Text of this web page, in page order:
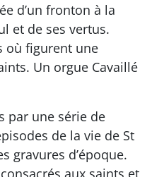
d’un fronton à la
et de ses vertus.
où figurent une
Un orgue Cavaillé
par une série de
de la vie de St
gravures d’époque.
aux saints et